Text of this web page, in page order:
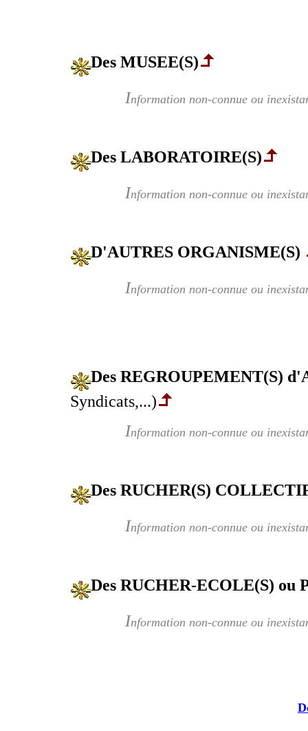
Des MUSEE(S)
Information non-connue ou
Des LABORATOIRE(S)
Information non-connue ou
D'AUTRES ORGANISME(S)
Information non-connue ou
Des REGROUPEMENT(S)
Syndicats,...)
Information non-connue ou
Des RUCHER(S)
Information non-connue ou
Des RUCHER-ECOLE(S) ou
Information non-connue ou